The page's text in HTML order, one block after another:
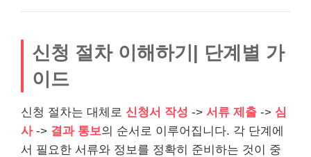
신청 절차 이해하기| 단계별 가
이드
신청 절차는 대체로 신청서 작성 -> 서류 제출 -> 심
사-> 결과 통보의 순서로 이루어집니다. 각 단계에
서 필요한 서류와 정보를 정확히 준비하는 것이 중